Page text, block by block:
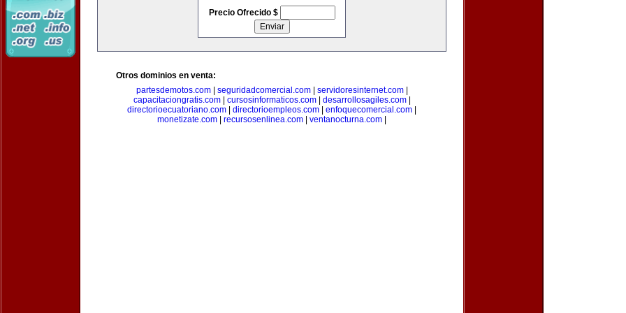
Precio Ofrecido $
Otros dominios en venta:
partesdemotos.com| seguridadcomercial.com| servidoresinternet.com|
capacitaciongratis.com| cursosinformaticos.com| desarrollosagiles.com|
directorioecuatoriano.com
directorioempleos.com enfoquecomercial.com
monetizate.com
recursosenlinea.com ventanocturna.com